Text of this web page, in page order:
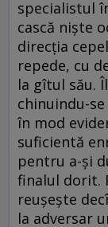
specialistul
cască niște
direcția
repede, cu
la gîtul său.
chinuindu-
în mod
suficientă
pentru a-și
finalul dorit.
reușește
la adversar